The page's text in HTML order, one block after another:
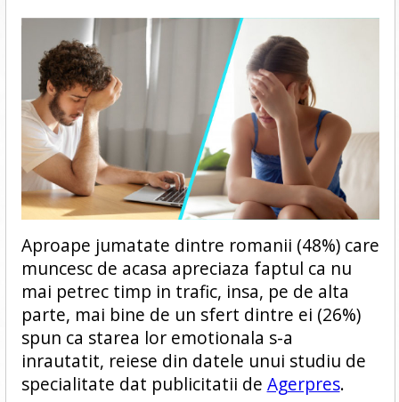
Aproape jumatate dintre romanii (48%) care
muncesc de acasa apreciaza faptul ca nu
mai petrec timp in trafic, insa, pe de alta
parte, mai bine de un sfert dintre ei (26%)
spun ca starea lor emotionala s-a
inrautatit, reiese din datele unui studiu de
specialitate dat publicitatii de Agerpres.